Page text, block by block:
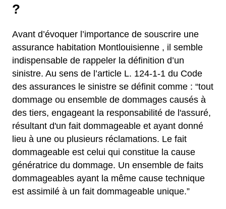
?
Avant d’évoquer l’importance de souscrire une
assurance habitation Montlouisienne , il semble
indispensable de rappeler la définition d’un
sinistre. Au sens de l’article L. 124-1-1 du Code
des assurances le sinistre se définit comme : “tout
dommage ou ensemble de dommages causés à
des tiers, engageant la responsabilité de l'assuré,
résultant d'un fait dommageable et ayant donné
lieu à une ou plusieurs réclamations. Le fait
dommageable est celui qui constitue la cause
génératrice du dommage. Un ensemble de faits
dommageables ayant la même cause technique
est assimilé à un fait dommageable unique.”